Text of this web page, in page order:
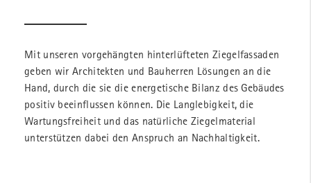
Mit unseren vorgehängten hinterlüfteten Ziegelfassaden
geben wir Architekten und Bauherren Lösungen an die
Hand, durch die sie die energetische Bilanz des Gebäudes
positiv beeinflussen können. Die Langlebigkeit, die
Wartungsfreiheit und das natürliche Ziegelmaterial
unterstützen dabei den Anspruch an Nachhaltigkeit.